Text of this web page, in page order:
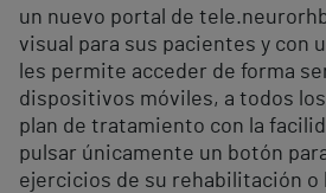
un nuevo portal de
visual para sus pacientes y con
les permite acceder de forma
dispositivos móviles, a todos
plan de tratamiento con la
pulsar únicamente un botón
ejercicios de su rehabilitación o